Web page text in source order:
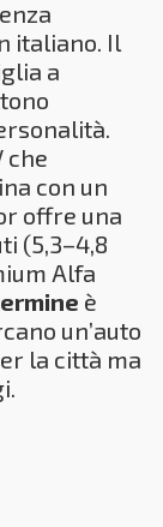
italiano. Il
a
che
con un
offre una
(5,3–4,8
Alfa
è
un’auto
la città ma